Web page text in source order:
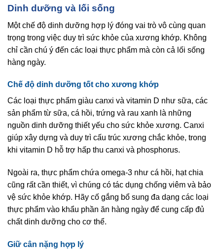
Dinh dưỡng và lối sống
Một chế độ dinh dưỡng hợp lý đóng vai trò vô cùng quan
trọng trong việc duy trì sức khỏe của xương khớp. Không
chỉ cần chú ý đến các loại thực phẩm mà còn cả lối sống
hàng ngày.
Chế độ dinh dưỡng tốt cho xương khớp
Các loại thực phẩm giàu canxi và vitamin D như sữa, các
sản phẩm từ sữa, cá hồi, trứng và rau xanh là những
nguồn dinh dưỡng thiết yếu cho sức khỏe xương. Canxi
giúp xây dựng và duy trì cấu trúc xương chắc khỏe, trong
khi vitamin D hỗ trợ hấp thu canxi và phosphorus.
Ngoài ra, thực phẩm chứa omega-3 như cá hồi, hạt chia
cũng rất cần thiết, vì chúng có tác dụng chống viêm và bảo
vệ sức khỏe khớp. Hãy cố gắng bổ sung đa dạng các loại
thực phẩm vào khẩu phần ăn hàng ngày để cung cấp đủ
chất dinh dưỡng cho cơ thể.
Giữ cân nặng hợp lý